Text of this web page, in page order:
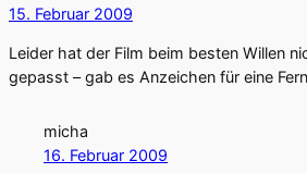
15. Februar 2009
Leider hat der Film beim besten Willen
gepasst – gab es Anzeichen für eine
micha
16. Februar 2009